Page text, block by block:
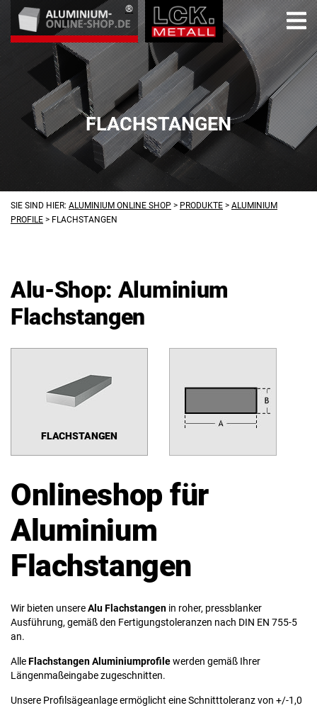
FLACHSTANGEN
SIE SIND HIER: ALUMINIUM ONLINE SHOP > PRODUKTE > ALUMINIUM
PROFILE > FLACHSTANGEN
Alu-Shop: Aluminium
Flachstangen
FLACHSTANGEN
Onlineshop für
Aluminium
Flachstangen
Wir bieten unsereAlu Flachstangen in roher, pressblanker
Ausführung, gemäß den Fertigungstoleranzen nach DIN EN 755-5
an.
AlleFlachstangen Aluminiumprofilewerden gemäß Ihrer
Längenmaßeingabe zugeschnitten.
Unsere Profilsägeanlage ermöglicht eine Schnitttoleranz von +/-1,0